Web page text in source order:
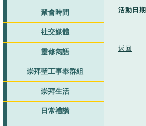
聚會時間
社交媒體
靈修雋語
崇拜聖工事奉群組
崇拜生活
日常禮讚
活動日期
返回